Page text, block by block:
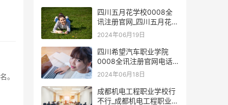
四川五月花学校0008全
讯注册官网_四川五月花学
院怎么样
2024年06月19日
四川希望汽车职业学院
0008全讯注册官网电话_
四川希望汽车职业学院怎
2024年06月18日
成都机电工程职业学校行
不行_成都机电工程职业学